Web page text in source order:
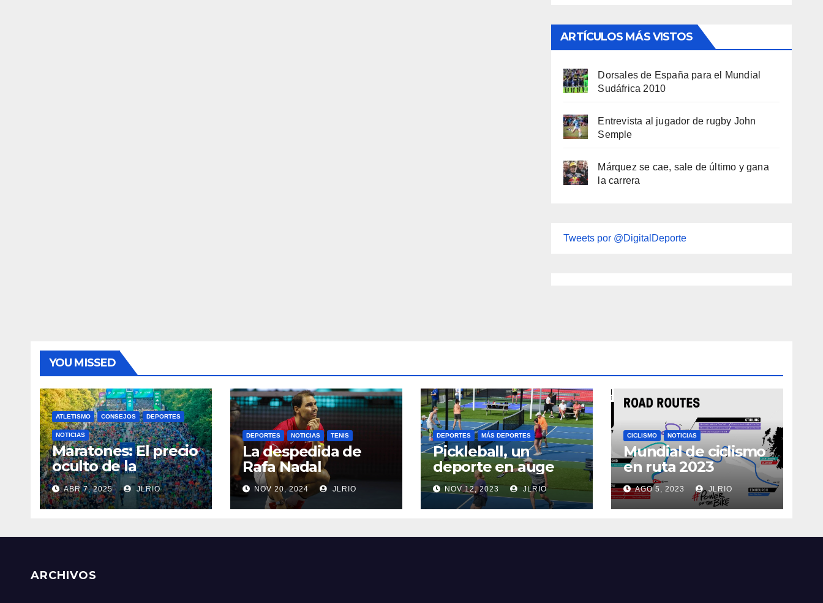
ARTÍCULOS MÁS VISTOS
Dorsales de España para el Mundial
Sudáfrica 2010
Entrevista al jugador de rugby John
Semple
Márquez se cae, sale de último y gana
la carrera
Tweets por @DigitalDeporte
YOU MISSED
ATLETISMO CONSEJOS DEPORTES
NOTICIAS
Maratones: El precio
oculto de la
resistencia
ABR 7, 2025 JLRIO
DEPORTES NOTICIAS TENIS
La despedida de
Rafa Nadal
NOV 20, 2024 JLRIO
DEPORTES MÁS DEPORTES
Pickleball, un
deporte en auge
NOV 12, 2023 JLRIO
CICLISMO NOTICIAS
Mundial de ciclismo
en ruta 2023
AGO 5, 2023 JLRIO
ARCHIVOS